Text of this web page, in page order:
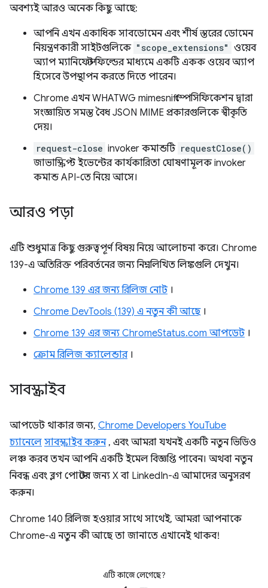
অবশ্যই আরও অনেক কিছু আছে:
আপনি এখন একাধিক সাবডোমেন এবং শীর্ষ স্তরের ডোমেন
নিয়ন্ত্রণকারী সাইটগুলিকে "scope_extensions" ওয়েব
অ্যাপ ম্যানিফেস্ট ফিল্ডের মাধ্যমে একটি একক ওয়েব অ্যাপ
হিসেবে উপস্থাপন করতে দিতে পারেন।
Chrome এখন WHATWG mimesniff স্পেসিফিকেশন দ্বারা
সংজ্ঞায়িত সমস্ত বৈধ JSON MIME প্রকারগুলিকে স্বীকৃতি
দেয়।
request-close invoker কমান্ডটি requestClose()
জাভাস্ক্রিপ্ট ইভেন্টের কার্যকারিতা ঘোষণামূলক invoker
কমান্ড API-তে নিয়ে আসে।
আরও পড়া
এটি শুধুমাত্র কিছু গুরুত্বপূর্ণ বিষয় নিয়ে আলোচনা করে। Chrome
139-এ অতিরিক্ত পরিবর্তনের জন্য নিম্নলিখিত লিঙ্কগুলি দেখুন।
Chrome 139 এর জন্য রিলিজ নোট।
Chrome DevTools (139) এ নতুন কী আছে।
Chrome 139 এর জন্য ChromeStatus.com আপডেট।
ক্রোম রিলিজ ক্যালেন্ডার।
সাবস্ক্রাইব
আপডেট থাকার জন্য, Chrome Developers YouTube
চ্যানেলে সাবস্ক্রাইব করুন, এবং আমরা যখনই একটি নতুন ভিডিও
লঞ্চ করব তখন আপনি একটি ইমেল বিজ্ঞপ্তি পাবেন। অথবা নতুন
নিবন্ধ এবং ব্লগ পোস্টের জন্য X বা LinkedIn-এ আমাদের অনুসরণ
করুন।
Chrome 140 রিলিজ হওয়ার সাথে সাথেই, আমরা আপনাকে
Chrome-এ নতুন কী আছে তা জানাতে এখানেই থাকব!
এটি কাজে লেগেছে?